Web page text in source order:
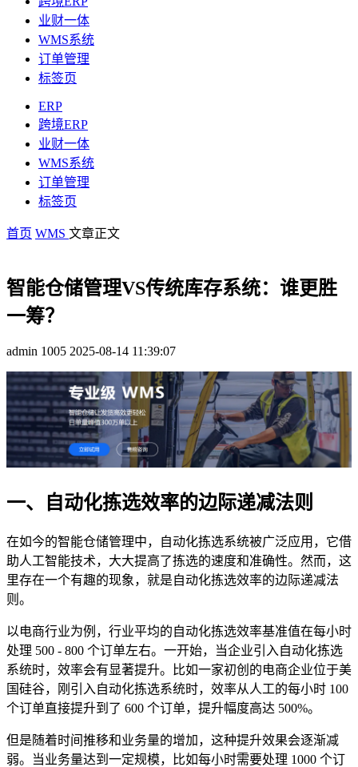
业财一体
WMS系统
订单管理
标签页
ERP
跨境ERP
业财一体
WMS系统
订单管理
标签页
首页 WMS 文章正文
智能仓储管理VS传统库存系统：谁更胜
一筹？
admin 1005 2025-08-14 11:39:07
一、自动化拣选效率的边际递减法则
在如今的智能仓储管理中，自动化拣选系统被广泛应用，它借
助人工智能技术，大大提高了拣选的速度和准确性。然而，这
里存在一个有趣的现象，就是自动化拣选效率的边际递减法
则。
以电商行业为例，行业平均的自动化拣选效率基准值在每小时
处理 500 - 800 个订单左右。一开始，当企业引入自动化拣选
系统时，效率会有显著提升。比如一家初创的电商企业位于美
国硅谷，刚引入自动化拣选系统时，效率从人工的每小时 100
个订单直接提升到了 600 个订单，提升幅度高达 500%。
但是随着时间推移和业务量的增加，这种提升效果会逐渐减
弱。当业务量达到一定规模，比如每小时需要处理 1000 个订